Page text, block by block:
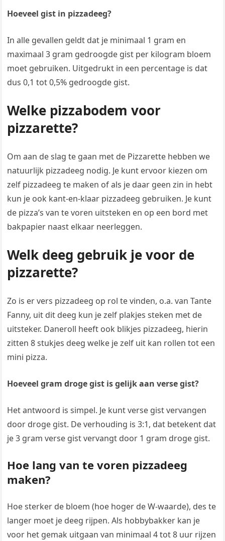
Hoeveel gist in pizzadeeg?
In alle gevallen geldt dat je minimaal 1 gram en
maximaal 3 gram gedroogde gist per kilogram bloem
moet gebruiken. Uitgedrukt in een percentage is dat
dus 0,1 tot 0,5% gedroogde gist.
Welke pizzabodem voor
pizzarette?
Om aan de slag te gaan met de Pizzarette hebben we
natuurlijk pizzadeeg nodig. Je kunt ervoor kiezen om
zelf pizzadeeg te maken of als je daar geen zin in hebt
kun je ook kant-en-klaar pizzadeeg gebruiken. Je kunt
de pizza’s van te voren uitsteken en op een bord met
bakpapier naast elkaar neerleggen.
Welk deeg gebruik je voor de
pizzarette?
Zo is er vers pizzadeeg op rol te vinden, o.a. van Tante
Fanny, uit dit deeg kun je zelf plakjes steken met de
uitsteker. Daneroll heeft ook blikjes pizzadeeg, hierin
zitten 8 stukjes deeg welke je zelf uit kan rollen tot een
mini pizza.
Hoeveel gram droge gist is gelijk aan verse gist?
Het antwoord is simpel. Je kunt verse gist vervangen
door droge gist. De verhouding is 3:1, dat betekent dat
je 3 gram verse gist vervangt door 1 gram droge gist.
Hoe lang van te voren pizzadeeg
maken?
Hoe sterker de bloem (hoe hoger de W-waarde), des te
langer moet je deeg rijpen. Als hobbybakker kan je
voor het gemak uitgaan van minimaal 4 tot 8 uur rijzen